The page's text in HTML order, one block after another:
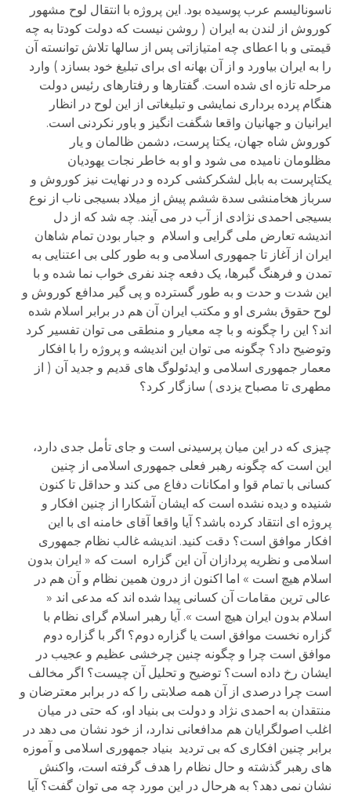
ناسونالیسم عرب پوسیده بود. این پروژه با انتقال لوح مشهور
کوروش از لندن به ایران ( روشن نیست که دولت کودتا به چه
قیمتی و با اعطای چه امتیازاتی پس از سالها تلاش توانسته آن
را به ایران بیاورد و از آن بهانه ای برای تبلیغ خود بسازد ) وارد
مرحله تازه ای شده است. گفتارها و رفتارهای رئیس دولت
هنگام پرده برداری نمایشی و تبلیغاتی از این لوح در انظار
ایرانیان و جهانیان واقعا شگفت انگیز و باور نکردنی است.
کوروش شاه جهان، یکتا پرست، دشمن ظالمان و یار
مظلومان نامیده می شود و او به خاطر نجات یهودیان
یکتاپرست به بابل لشکرکشی کرده و در نهایت نیز کوروش و
سرباز هخامنشی سدة ششم پیش از میلاد بسیجی ناب از نوع
بسیجی احمدی نژادی از آب در می آیند. چه شد که از دل
اندیشه تعارض ملی گرایی و اسلام و جبار بودن تمام شاهان
ایران از آغاز تا جمهوری اسلامی و به طور کلی بی اعتنایی به
تمدن و فرهنگ گبرها، یک دفعه چند نفری خواب نما شده و با
این شدت و حدت و به طور گسترده و پی گیر مدافع کوروش و
لوح حقوق بشری او و مکتب ایران آن هم در برابر اسلام شده
اند؟ این را چگونه و با چه معیار و منطقی می توان تفسیر کرد
وتوضیح داد؟ چگونه می توان این اندیشه و پروژه را با افکار
معمار جمهوری اسلامی و ایدئولوگ های قدیم و جدید آن ( از
مطهری تا مصباح یزدی ) سازگار کرد؟
چیزی که در این میان پرسیدنی است و جای تأمل جدی دارد،
این است که چگونه رهبر فعلی جمهوری اسلامی از چنین
کسانی با تمام قوا و امکانات دفاع می کند و حداقل تا کنون
شنیده و دیده نشده است که ایشان آشکارا از چنین افکار و
پروژه ای انتقاد کرده باشد؟ آیا واقعا آقای خامنه ای با این
افکار موافق است؟ دقت کنید. اندیشه غالب نظام جمهوری
اسلامی و نظریه پردازان آن این گزاره است که « ایران بدون
اسلام هیچ است » اما اکنون از درون همین نظام و آن هم در
عالی ترین مقامات آن کسانی پیدا شده اند که مدعی اند «
اسلام بدون ایران هیچ است ». آیا رهبر اسلام گرای نظام با
گزاره نخست موافق است یا گزاره دوم؟ اگر با گزاره دوم
موافق است چرا و چگونه چنین چرخشی عظیم و عجیب در
ایشان رخ داده است؟ توضیح و تحلیل آن چیست؟ اگر مخالف
است چرا درصدی از آن همه صلابتی را که در برابر معترضان و
منتقدان به احمدی نژاد و دولت بی بنیاد او، که حتی در میان
اغلب اصولگرایان هم مدافعانی ندارد، از خود نشان می دهد در
برابر چنین افکاری که بی تردید بنیاد جمهوری اسلامی و آموزه
های رهبر گذشته و حال نظام را هدف گرفته است، واکنش
نشان نمی دهد؟ به هرحال در این مورد چه می توان گفت؟ آیا